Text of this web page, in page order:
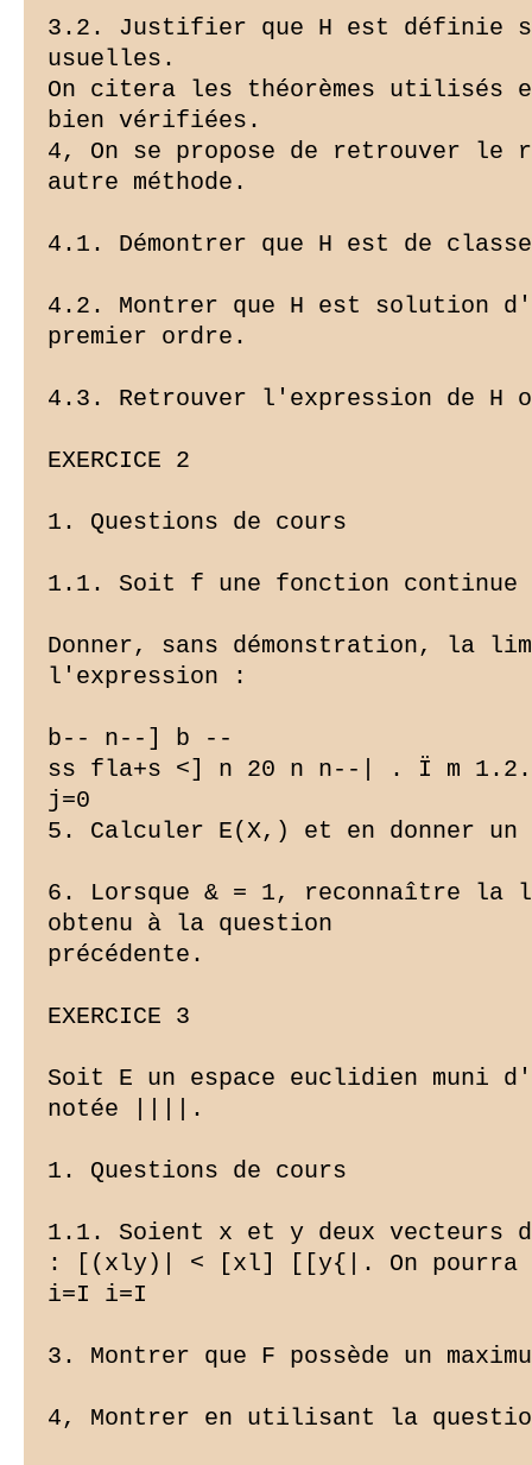
3.2. Justifier que H est définie
usuelles.
On citera les théorèmes utilisés
bien vérifiées.
4, On se propose de retrouver
autre méthode.
4.1. Démontrer que H est de
4.2. Montrer que H est solution
premier ordre.
4.3. Retrouver l'expression de H
EXERCICE 2
1. Questions de cours
1.1. Soit f une fonction
Donner, sans démonstration, la
l'expression :
b-- n--] b --
ss fla+s <] n 20 n n--| . Ï m 1.2.
j=0
5. Calculer E(X,) et en donner
6. Lorsque & = 1, reconnaître
obtenu à la question
précédente.
EXERCICE 3
Soit E un espace euclidien
notée ||||.
1. Questions de cours
1.1. Soient x et y deux vecteurs
: [(xly)| < [xl] [[y{|. On pourra
i=I i=I
3. Montrer que F possède un
4, Montrer en utilisant la